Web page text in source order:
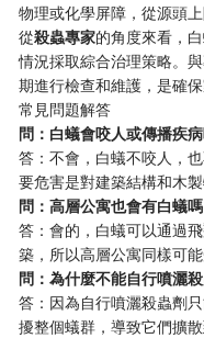
物理或化學屏障，從源頭
從殺蟲專家的角度來看，
情況採取綜合治理策略。
期進行檢查和維護，是確
常見問題解答
問：白蟻會咬人或傳播疾
答：不會，白蟻不咬人，
要危害是對建築結構和木製
問：高層公寓也會有白蟻嗎
答：會的，白蟻可以通過
築，所以高層公寓同樣可能
問：為什麼不能自行噴灑
答：因為自行噴灑殺蟲劑
擾整個蟻群，導致它們擴